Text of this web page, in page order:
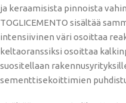
ja keraamisista pinnoista
TOGLICEMENTO sisältää
intensiivinen väri osoittaa
keltaoranssiksi osoittaa
suositellaan
sementtisekoittimien